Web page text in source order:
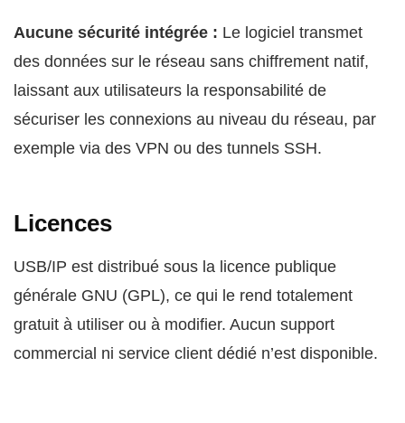
Aucune sécurité intégrée : Le logiciel transmet
des données sur le réseau sans chiffrement natif,
laissant aux utilisateurs la responsabilité de
sécuriser les connexions au niveau du réseau, par
exemple via des VPN ou des tunnels SSH.
Licences
USB/IP est distribué sous la licence publique
générale GNU (GPL), ce qui le rend totalement
gratuit à utiliser ou à modifier. Aucun support
commercial ni service client dédié n’est disponible.